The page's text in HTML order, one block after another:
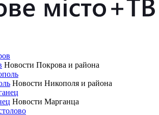
Новости Покрова и района
Новости Никополя и района
Новости Марганца